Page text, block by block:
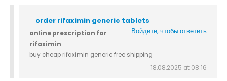
order rifaximin generic tablets
Войдите, чтобы ответить
online prescription for
rifaximin
buy cheap rifaximin generic free shipping
18.08.2025 at 08:16